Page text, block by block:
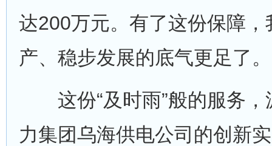
达200万元。有了这份保障，
产、稳步发展的底气更足了。
这份“及时雨”般的服务，
力集团乌海供电公司的创新